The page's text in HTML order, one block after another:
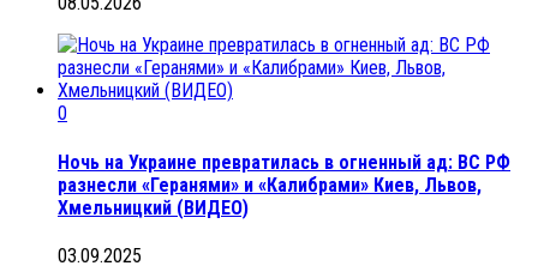
0
Ночь на Украине превратилась в огненный ад: ВС РФ
разнесли «Геранями» и «Калибрами» Киев, Львов,
Хмельницкий (ВИДЕО)
03.09.2025